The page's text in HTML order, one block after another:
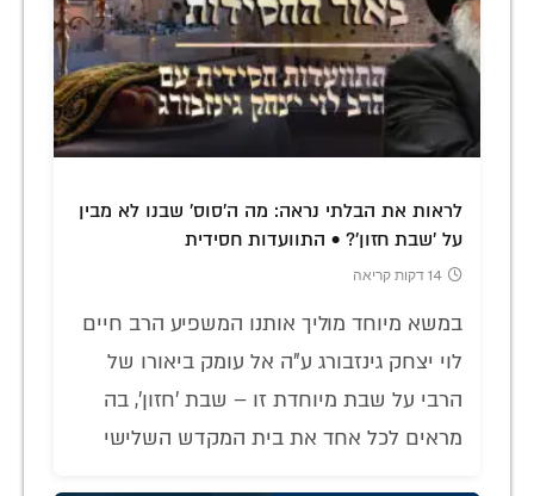
לראות את הבלתי נראה: מה ה'סוס' שבנו לא מבין
על 'שבת חזון'? • התוועדות חסידית
14 דקות קריאה
במשא מיוחד מוליך אותנו המשפיע הרב חיים
לוי יצחק גינזבורג ע"ה אל עומק ביאורו של
הרבי על שבת מיוחדת זו – שבת 'חזון', בה
מראים לכל אחד את בית המקדש השלישי